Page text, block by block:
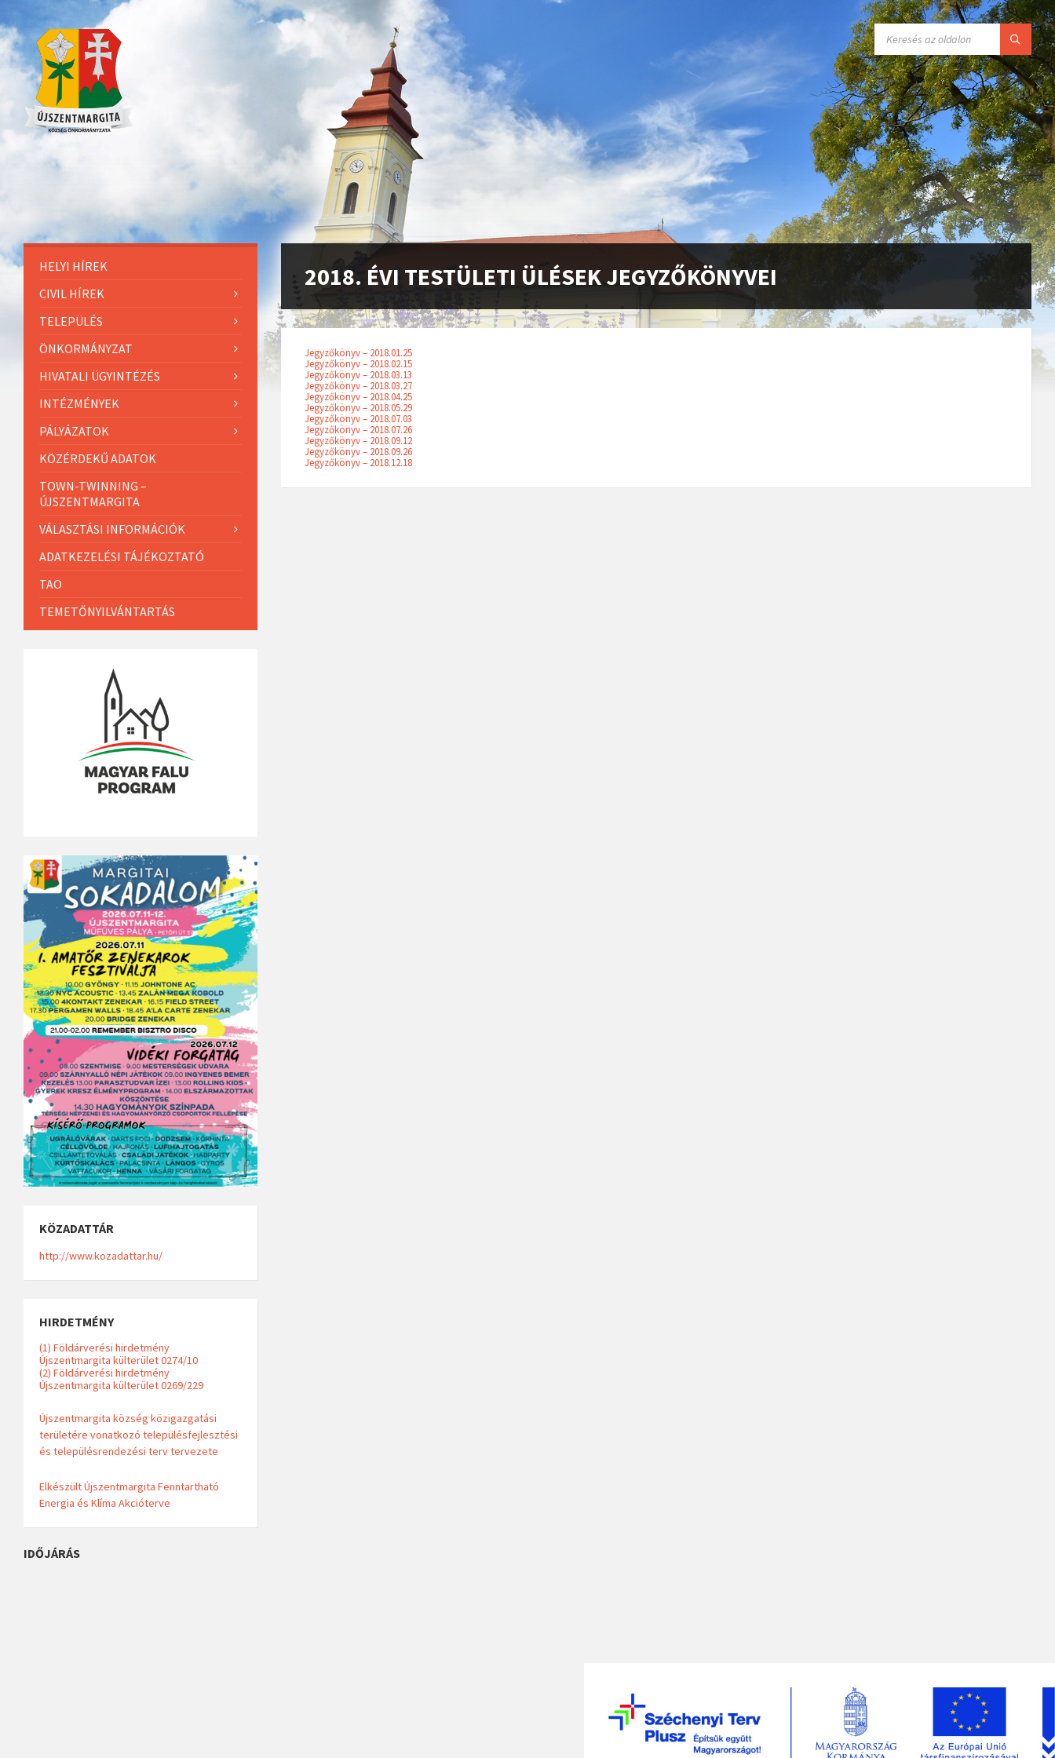
2018. ÉVI TESTÜLETI ÜLÉSEK JEGYZŐKÖNYVEI
Jegyzőkönyv – 2018.01.25
Jegyzőkönyv – 2018.02.15
Jegyzőkönyv – 2018.03.13
Jegyzőkönyv – 2018.03.27
Jegyzőkönyv – 2018.04.25
Jegyzőkönyv – 2018.05.29
Jegyzőkönyv – 2018.07.03
Jegyzőkönyv – 2018.07.26
Jegyzőkönyv – 2018.09.12
Jegyzőkönyv – 2018.09.26
Jegyzőkönyv – 2018.12.18
HELYI HÍREK
CIVIL HÍREK
TELEPÜLÉS
ÖNKORMÁNYZAT
HIVATALI ÜGYINTÉZÉS
INTÉZMÉNYEK
PÁLYÁZATOK
KÖZÉRDEKŰ ADATOK
TOWN-TWINNING –
ÚJSZENTMARGITA
VÁLASZTÁSI INFORMÁCIÓK
ADATKEZELÉSI TÁJÉKOZTATÓ
TAO
TEMETŐNYILVÁNTARTÁS
KÖZADATTÁR
http://www.kozadattar.hu/
HIRDETMÉNY
(1) Földárverési hirdetmény
Újszentmargita külterület 0274/10
(2) Földárverési hirdetmény
Újszentmargita külterület 0269/229
Újszentmargita község közigazgatási
területére vonatkozó településfejlesztési
és településrendezési terv tervezete
Elkészült Újszentmargita Fenntartható
Energia és Klíma Akcióterve
IDŐJÁRÁS